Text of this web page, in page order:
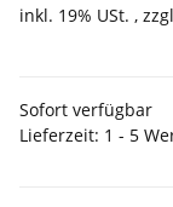
inkl. 19% USt. ,
Sofort verfügbar
Lieferzeit: 1 - 5